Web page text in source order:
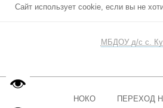
Сайт использует cookie, если вы не
МБДОУ д/с с.
НОКО ПЕРЕХОД